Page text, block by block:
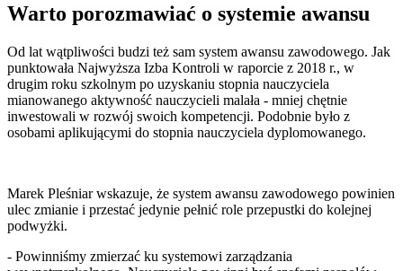
Warto porozmawiać o systemie awansu
Od lat wątpliwości budzi też sam system awansu zawodowego. Jak
punktowała Najwyższa Izba Kontroli w raporcie z 2018 r., w
drugim roku szkolnym po uzyskaniu stopnia nauczyciela
mianowanego aktywność nauczycieli malała - mniej chętnie
inwestowali w rozwój swoich kompetencji. Podobnie było z
osobami aplikującymi do stopnia nauczyciela dyplomowanego.
Marek Pleśniar wskazuje, że system awansu zawodowego powinien
ulec zmianie i przestać jedynie pełnić role przepustki do kolejnej
podwyżki.
- Powinniśmy zmierzać ku systemowi zarządzania